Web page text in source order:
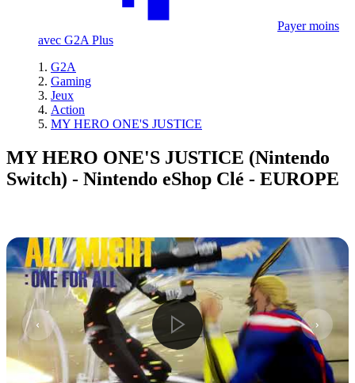
Payer moins
avec G2A Plus
G2A
Gaming
Jeux
Action
MY HERO ONE'S JUSTICE
MY HERO ONE'S JUSTICE (Nintendo
Switch) - Nintendo eShop Clé - EUROPE